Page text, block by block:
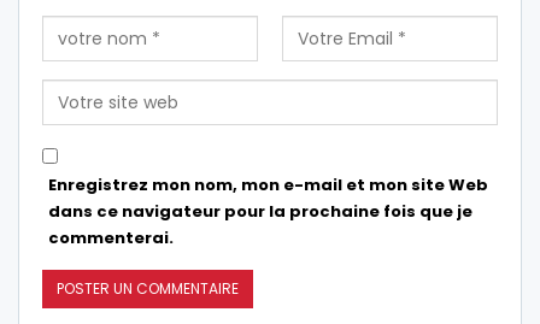
Enregistrez mon nom, mon e-mail et mon site Web
dans ce navigateur pour la prochaine fois que je
commenterai.